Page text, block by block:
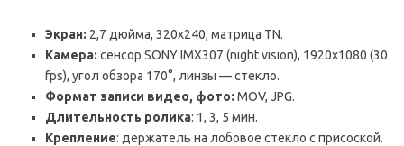
Экран: 2,7 дюйма, 320х240, матрица TN.
Камера: сенсор SONY IMX307 (night vision), 1920х1080 (30
fps), угол обзора 170°, линзы — стекло.
Формат записи видео, фото: MOV, JPG.
Длительность ролика: 1, 3, 5 мин.
Крепление: держатель на лобовое стекло с присоской.